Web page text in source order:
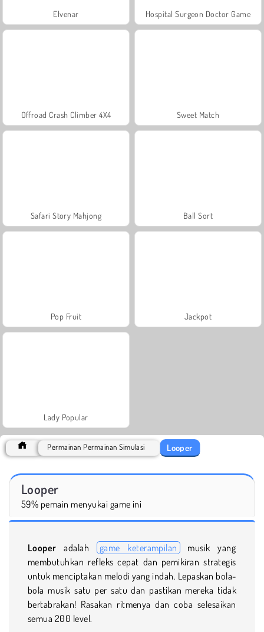
Elvenar Hospital Surgeon Doctor Game
Offroad Crash Climber 4X4 Sweet Match
Safari Story Mahjong Ball Sort
Pop Fruit Jackpot
Lady Popular
Permainan Permainan Simulasi Looper
Looper
59% pemain menyukai game ini
Looperadalah game keterampilan musik yang
membutuhkan refleks cepat dan pemikiran strategis
untuk menciptakan melodi yang indah. Lepaskan bola-
bola musik satu per satu dan pastikan mereka tidak
bertabrakan! Rasakan ritmenya dan coba selesaikan
semua 200 level.